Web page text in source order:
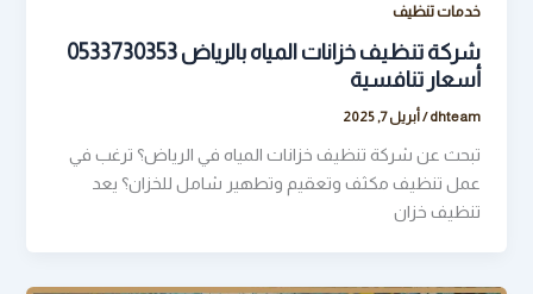
خدمات تنظيف
شركة تنظيف خزانات المياه بالرياض 0533730353
أسعار تنافسية
dhteam
/أبريل 7, 2025
تبحث عن شركة تنظيف خزانات المياه في الرياض؟ ترغب في
عمل تنظيف مكثف وتعقيم وتطهير شامل للخزان؟ يعد
تنظيف خزان